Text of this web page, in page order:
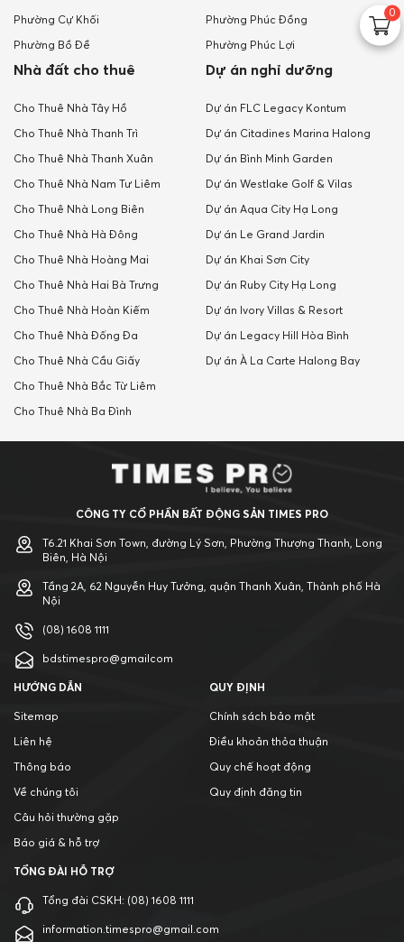
0
Phường Cự Khối
Phường Bồ Đề
Phường Phúc Đồng
Phường Phúc Lợi
Nhà đất cho thuê
Cho Thuê Nhà Tây Hồ
Cho Thuê Nhà Thanh Trì
Cho Thuê Nhà Thanh Xuân
Cho Thuê Nhà Nam Tư Liêm
Cho Thuê Nhà Long Biên
Cho Thuê Nhà Hà Đông
Cho Thuê Nhà Hoàng Mai
Cho Thuê Nhà Hai Bà Trưng
Cho Thuê Nhà Hoàn Kiếm
Cho Thuê Nhà Đống Đa
Cho Thuê Nhà Cầu Giấy
Cho Thuê Nhà Bắc Từ Liêm
Cho Thuê Nhà Ba Đình
Dự án nghỉ dưỡng
Dự án FLC Legacy Kontum
Dự án Citadines Marina Halong
Dự án Bình Minh Garden
Dự án Westlake Golf & Vilas
Dự án Aqua City Hạ Long
Dự án Le Grand Jardin
Dự án Khai Sơn City
Dự án Ruby City Hạ Long
Dự án Ivory Villas & Resort
Dự án Legacy Hill Hòa Bình
Dự án À La Carte Halong Bay
CÔNG TY CỔ PHẦN BẤT ĐỘNG SẢN TIMES PRO
T6.21 Khai Sơn Town, đường Lý Sơn, Phường Thượng Thanh, Long
Biên, Hà Nội
Tầng 2A, 62 Nguyễn Huy Tưởng, quận Thanh Xuân, Thành phố Hà
Nội
(08) 1608 1111
bdstimespro@gmailcom
HƯỚNG DẪN
Sitemap
Liên hệ
Thông báo
Về chúng tôi
Câu hỏi thường gặp
Báo giá & hỗ trợ
QUY ĐỊNH
Chính sách bảo mật
Điều khoản thỏa thuận
Quy chế hoạt động
Quy định đăng tin
TỔNG ĐÀI HỖ TRỢ
Tổng đài CSKH: (08) 1608 1111
information.timespro@gmail.com